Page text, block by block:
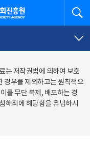
는 저작권법에 의하여 보호
경우를 제외하고는 원칙적으
를 무단 복제, 배포하는 경
해죄에 해당함을 유념하시